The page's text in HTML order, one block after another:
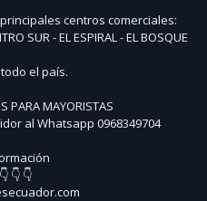
centros comerciales:
SUR - EL ESPIRAL - EL BOSQUE
el país.
PARA MAYORISTAS
al Whatsapp 0968349704
👇 👇